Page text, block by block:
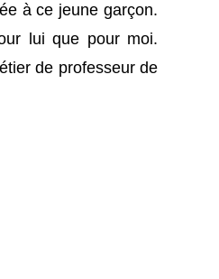
à ce jeune garçon.
lui que pour moi.
de professeur de